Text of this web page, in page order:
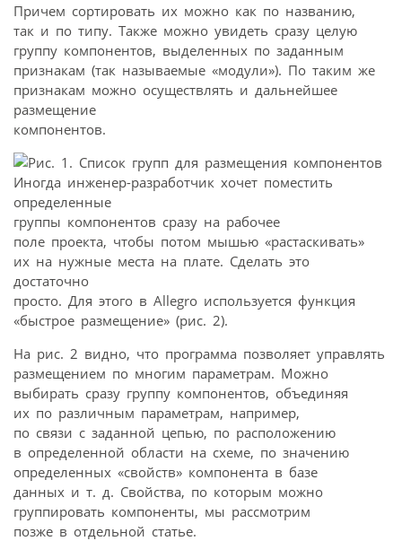
Причем сортировать их можно как по названию,
так и по типу. Также можно увидеть сразу целую
группу компонентов, выделенных по заданным
признакам (так называемые «модули»). По таким же
признакам можно осуществлять и дальнейшее
размещение
компонентов.
Иногда инженер-разработчик хочет поместить
определенные
группы компонентов сразу на рабочее
поле проекта, чтобы потом мышью «растаскивать»
их на нужные места на плате. Сделать это
достаточно
просто. Для этого в Allegro используется функция
«быстрое размещение» (рис. 2).
На рис. 2 видно, что программа позволяет управлять
размещением по многим параметрам. Можно
выбирать сразу группу компонентов, объединяя
их по различным параметрам, например,
по связи с заданной цепью, по расположению
в определенной области на схеме, по значению
определенных «свойств» компонента в базе
данных и т. д. Свойства, по которым можно
группировать компоненты, мы рассмотрим
позже в отдельной статье.